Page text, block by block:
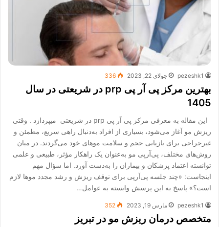
pezeshk1 جولای 22, 2023 336
بهترین مرکز پی آر پی prp در شریعتی در سال
1405
این مقاله به معرفی مرکز پی آر پی prp در شریعتی میپردازد . وقتی
ریزش مو آغاز می‌شود، بسیاری از افراد به‌دنبال راهی سریع، مطمئن و
غیرجراحی برای بازیابی حجم و سلامت موهای خود می‌گردند. در میان
روش‌های مختلف، پی‌آر‌پی مو به‌عنوان یک راهکار مؤثر، طبیعی و علمی
توانسته اعتماد پزشکان و بیماران را به‌دست آورد. اما سؤال مهم
اینجاست: «چند جلسه پی‌آر‌پی برای توقف ریزش و رشد مجدد موها لازم
است؟» پاسخ به این پرسش وابسته به عوامل…
pezeshk1 مارس 19, 2023 352
متخصص درمان ریزش مو در تبریز